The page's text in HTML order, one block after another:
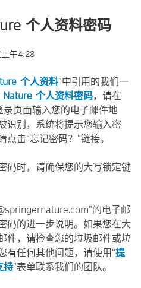
个人资料密码
午4:28
个人资料”中引用的我们一
个人资料密码，请在
页面输入您的电子邮件地
识别，系统将提示您输入密
击“忘记密码？”链接。
码时，请确保您的大写锁定键
的电子邮
码的进一步说明。如果您在大
件，请检查您的垃圾邮件或垃
有任何其他问题，请使用“提
持”表单联系我们的团队。